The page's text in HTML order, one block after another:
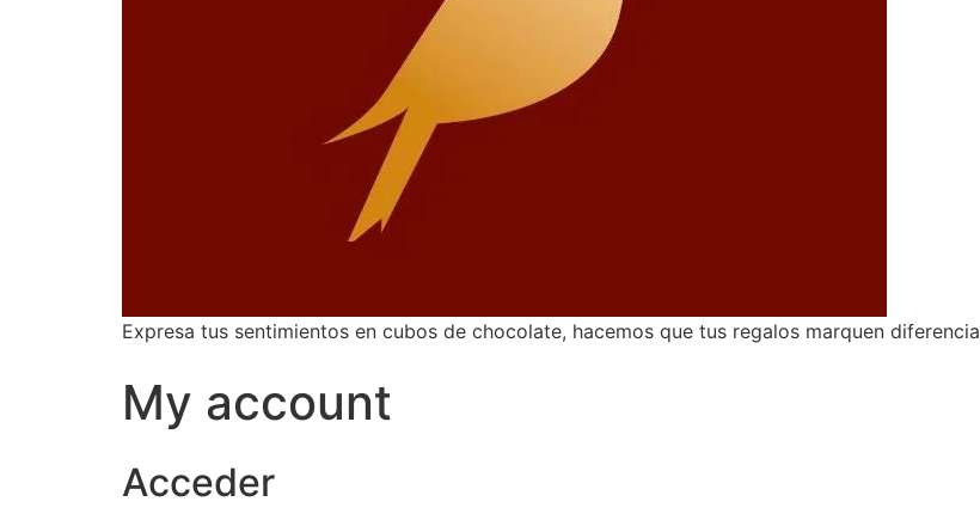
Expresa tus sentimientos en cubos de chocolate, hacemos que tus regalos marquen diferencia
My account
Acceder